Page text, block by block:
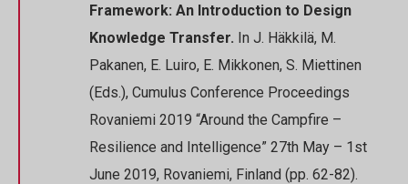
Framework: An Introduction to Design
Knowledge Transfer. In J. Häkkilä, M.
Pakanen, E. Luiro, E. Mikkonen, S. Miettinen
(Eds.), Cumulus Conference Proceedings
Rovaniemi 2019 “Around the Campfire –
Resilience and Intelligence” 27th May – 1st
June 2019, Rovaniemi, Finland (pp. 62-82).